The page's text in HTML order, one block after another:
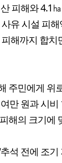
피해와 4.1
유 시설 피
해까지 합치
주민에게 위
만 원과 시비
해의 크기에
석 전에 조